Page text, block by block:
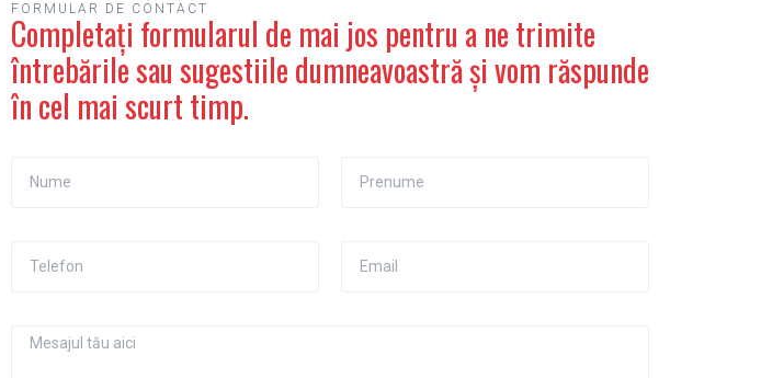
FORMULAR DE CONTACT
Completați formularul de mai jos pentru a ne trimite
întrebările sau sugestiile dumneavoastră și vom răspunde
în cel mai scurt timp.